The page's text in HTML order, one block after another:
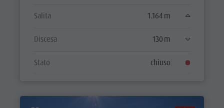
Salita 1.164 m
Discesa 130 m
Stato chiuso